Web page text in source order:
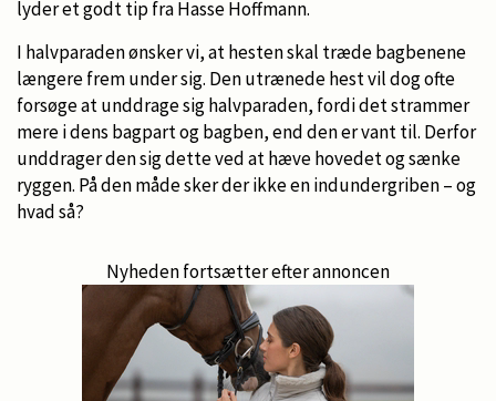
lyder et godt tip fra Hasse Hoffmann.
I halvparaden ønsker vi, at hesten skal træde bagbenene
længere frem under sig. Den utrænede hest vil dog ofte
forsøge at unddrage sig halvparaden, fordi det strammer
mere i dens bagpart og bagben, end den er vant til. Derfor
unddrager den sig dette ved at hæve hovedet og sænke
ryggen. På den måde sker der ikke en indundergriben – og
hvad så?
Nyheden fortsætter efter annoncen